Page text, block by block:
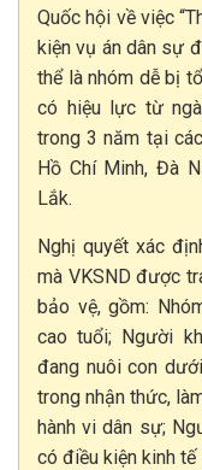
Quốc hội về việc
kiện vụ án dân sự
thể là nhóm dễ bị
có hiệu lực từ
trong 3 năm tại
Hồ Chí Minh, Đà
Lắk.
Nghị quyết xác
mà VKSND được
bảo vệ, gồm:
cao tuổi; Người
đang nuôi con
trong nhận thức,
hành vi dân sự;
có điều kiện kinh